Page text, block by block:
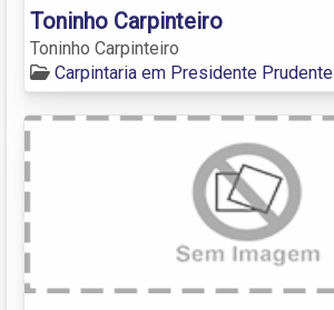
Toninho Carpinteiro
Toninho Carpinteiro
Carpintaria em Presidente Prudente